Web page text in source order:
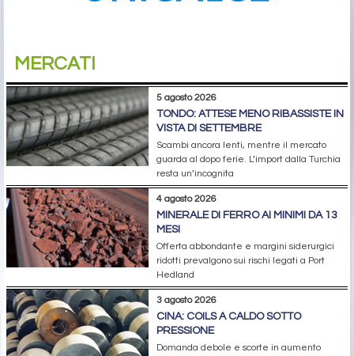
MERCATI
5 agosto 2026
TONDO: ATTESE MENO RIBASSISTE IN
VISTA DI SETTEMBRE
Scambi ancora lenti, mentre il mercato
guarda al dopo ferie. L’import dalla Turchia
resta un’incognita
4 agosto 2026
MINERALE DI FERRO AI MINIMI DA 13
MESI
Offerta abbondante e margini siderurgici
ridotti prevalgono sui rischi legati a Port
Hedland
3 agosto 2026
CINA: COILS A CALDO SOTTO
PRESSIONE
Domanda debole e scorte in aumento